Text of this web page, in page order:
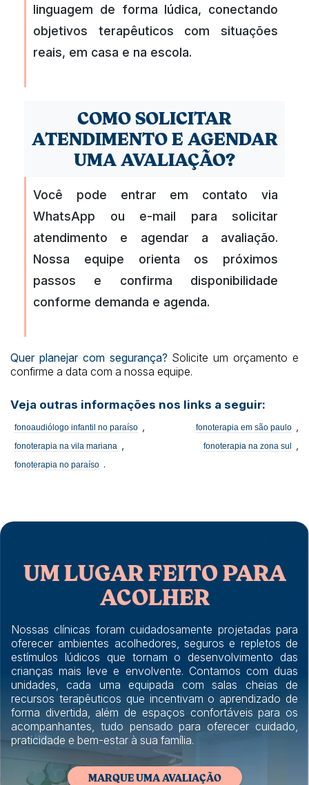
linguagem de forma lúdica, conectando
objetivos terapêuticos com situações
reais, em casa e na escola.
COMO SOLICITAR
ATENDIMENTO E AGENDAR
UMA AVALIAÇÃO?
Você pode entrar em contato via
WhatsApp ou e-mail para solicitar
atendimento e agendar a avaliação.
Nossa equipe orienta os próximos
passos e confirma disponibilidade
conforme demanda e agenda.
Quer planejar com segurança? Solicite um orçamento e
confirme a data com a nossa equipe.
Veja outras informações nos links a seguir:
fonoaudiólogo infantil no paraíso fonoterapia em são paulo
fonoterapia na vila mariana fonoterapia na zona sul
fonoterapia no paraíso .
UM LUGAR FEITO PARA
ACOLHER
Nossas clínicas foram cuidadosamente projetadas para
oferecer ambientes acolhedores, seguros e repletos de
estímulos lúdicos que tornam o desenvolvimento das
crianças mais leve e envolvente. Contamos com duas
unidades, cada uma equipada com salas cheias de
recursos terapêuticos que incentivam o aprendizado de
forma divertida, além de espaços confortáveis para os
acompanhantes, tudo pensado para oferecer cuidado,
praticidade e bem-estar à sua família.
MARQUE UMA AVALIAÇÃO